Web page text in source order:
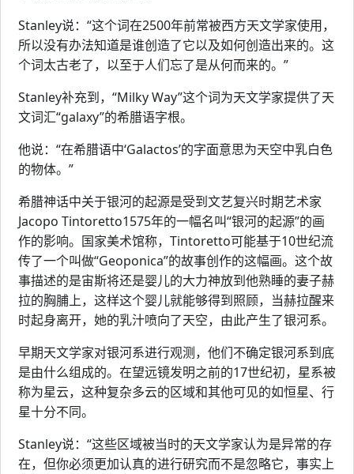
Stanley说：“这个词在2500年前常被西方天文学家使用，
所以没有办法知道是谁创造了它以及如何创造出来的。这
个词太古老了，以至于人们忘了是从何而来的。”
Stanley补充到，“Milky Way”这个词为天文学家提供了天
文词汇“galaxy”的希腊语字根。
他说：“在希腊语中‘Galactos’的字面意思为天空中乳白色
的物体。”
希腊神话中关于银河的起源是受到文艺复兴时期艺术家
Jacopo Tintoretto1575年的一幅名叫“银河的起源”的画
作的影响。国家美术馆称，Tintoretto可能基于10世纪流
传了一个叫做“Geoponica”的故事创作的这幅画。这个故
事描述的是宙斯将还是婴儿的大力神放到他熟睡的妻子赫
拉的胸脯上，这样这个婴儿就能够得到照顾，当赫拉醒来
时起身离开，她的乳汁喷向了天空，由此产生了银河系。
早期天文学家对银河系进行观测，他们不确定银河系到底
是由什么组成的。在望远镜发明之前的17世纪初，星系被
称为星云，这种复杂多云的区域和其他可见的如恒星、行
星十分不同。
Stanley说：“这些区域被当时的天文学家认为是异常的存
在，但你必须更加认真的进行研究而不是忽略它，事实上